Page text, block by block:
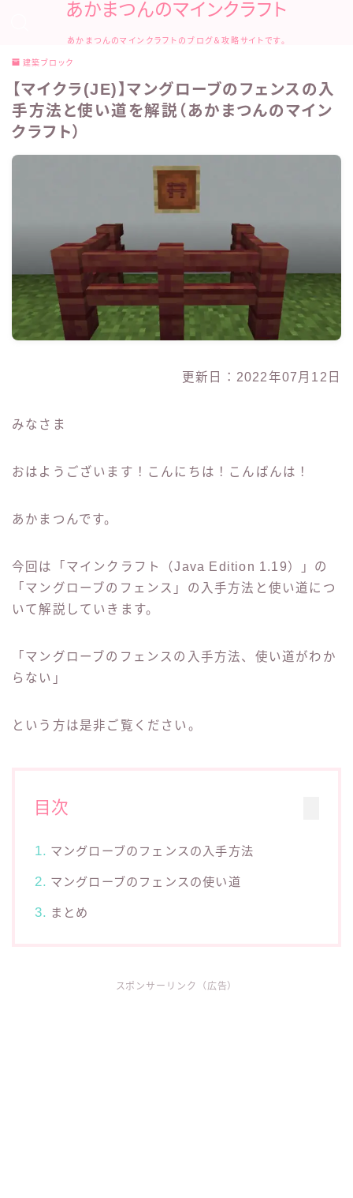
あかまつんのマインクラフト
あかまつんのマインクラフトのブログ＆攻略サイトです。
建築ブロック
【マイクラ(JE)】マングローブのフェンスの入
手方法と使い道を解説（あかまつんのマイン
クラフト）
更新日：2022年07月12日
みなさま
おはようございます！こんにちは！こんばんは！
あかまつんです。
今回は「マインクラフト（Java Edition 1.19）」の
「マングローブのフェンス」の入手方法と使い道につ
いて解説していきます。
「マングローブのフェンスの入手方法、使い道がわか
らない」
という方は是非ご覧ください。
目次
マングローブのフェンスの入手方法
マングローブのフェンスの使い道
まとめ
スポンサーリンク（広告）